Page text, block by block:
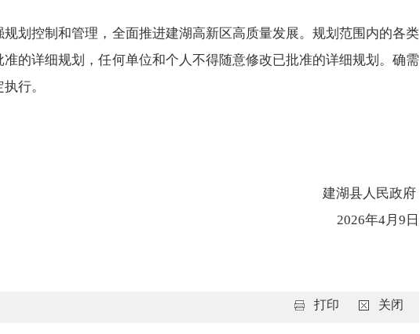
划控制和管理，全面推进建湖高新区高质量发展。规划范围内的各类
的详细规划，任何单位和个人不得随意修改已批准的详细规划。确需
行。
建湖县人民政府
2026年4月9日
打印 关闭